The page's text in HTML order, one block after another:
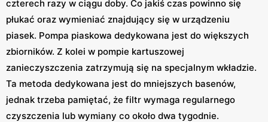
czterech razy w ciągu doby. Co jakiś czas powinno się
płukać oraz wymieniać znajdujący się w urządzeniu
piasek. Pompa piaskowa dedykowana jest do większych
zbiorników. Z kolei w pompie kartuszowej
zanieczyszczenia zatrzymują się na specjalnym wkładzie.
Ta metoda dedykowana jest do mniejszych basenów,
jednak trzeba pamiętać, że filtr wymaga regularnego
czyszczenia lub wymiany co około dwa tygodnie.